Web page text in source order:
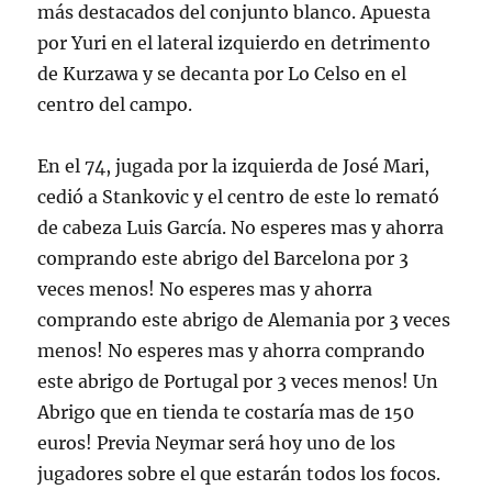
más destacados del conjunto blanco. Apuesta
por Yuri en el lateral izquierdo en detrimento
de Kurzawa y se decanta por Lo Celso en el
centro del campo.
En el 74, jugada por la izquierda de José Mari,
cedió a Stankovic y el centro de este lo remató
de cabeza Luis García. No esperes mas y ahorra
comprando este abrigo del Barcelona por 3
veces menos! No esperes mas y ahorra
comprando este abrigo de Alemania por 3 veces
menos! No esperes mas y ahorra comprando
este abrigo de Portugal por 3 veces menos! Un
Abrigo que en tienda te costaría mas de 150
euros! Previa Neymar será hoy uno de los
jugadores sobre el que estarán todos los focos.